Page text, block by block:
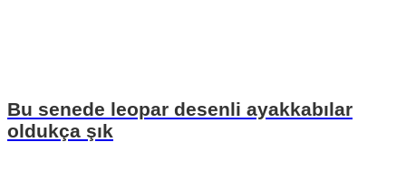
Bu senede leopar desenli ayakkabılar
oldukça şık